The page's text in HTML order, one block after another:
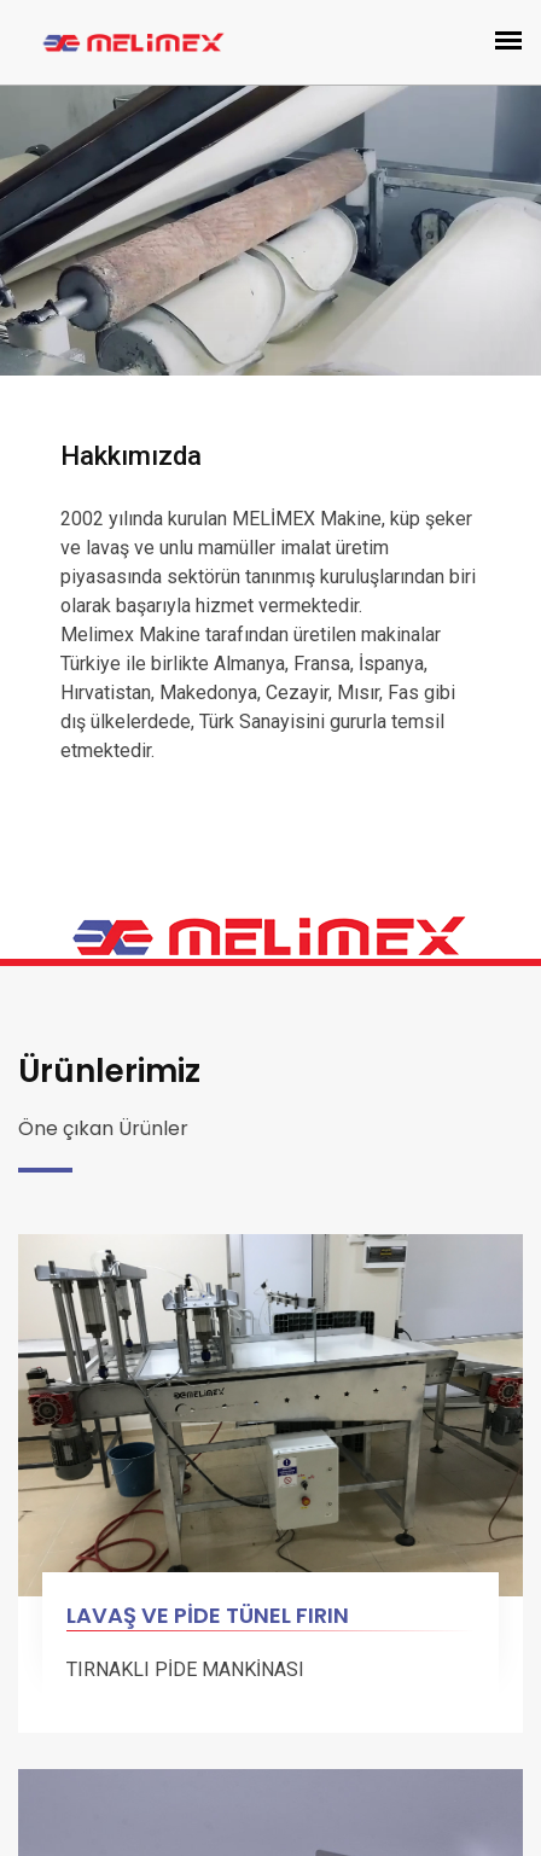
Hakkımızda
2002 yılında kurulan MELİMEX Makine, küp şeker
ve lavaş ve unlu mamüller imalat üretim
piyasasında sektörün tanınmış kuruluşlarından biri
olarak başarıyla hizmet vermektedir.
Melimex Makine tarafından üretilen makinalar
Türkiye ile birlikte Almanya, Fransa, İspanya,
Hırvatistan, Makedonya, Cezayir, Mısır, Fas gibi
dış ülkelerdede, Türk Sanayisini gururla temsil
etmektedir.
Ürünlerimiz
Öne çıkan Ürünler
LAVAŞ VE PİDE TÜNEL FIRIN
TIRNAKLI PİDE MANKİNASI